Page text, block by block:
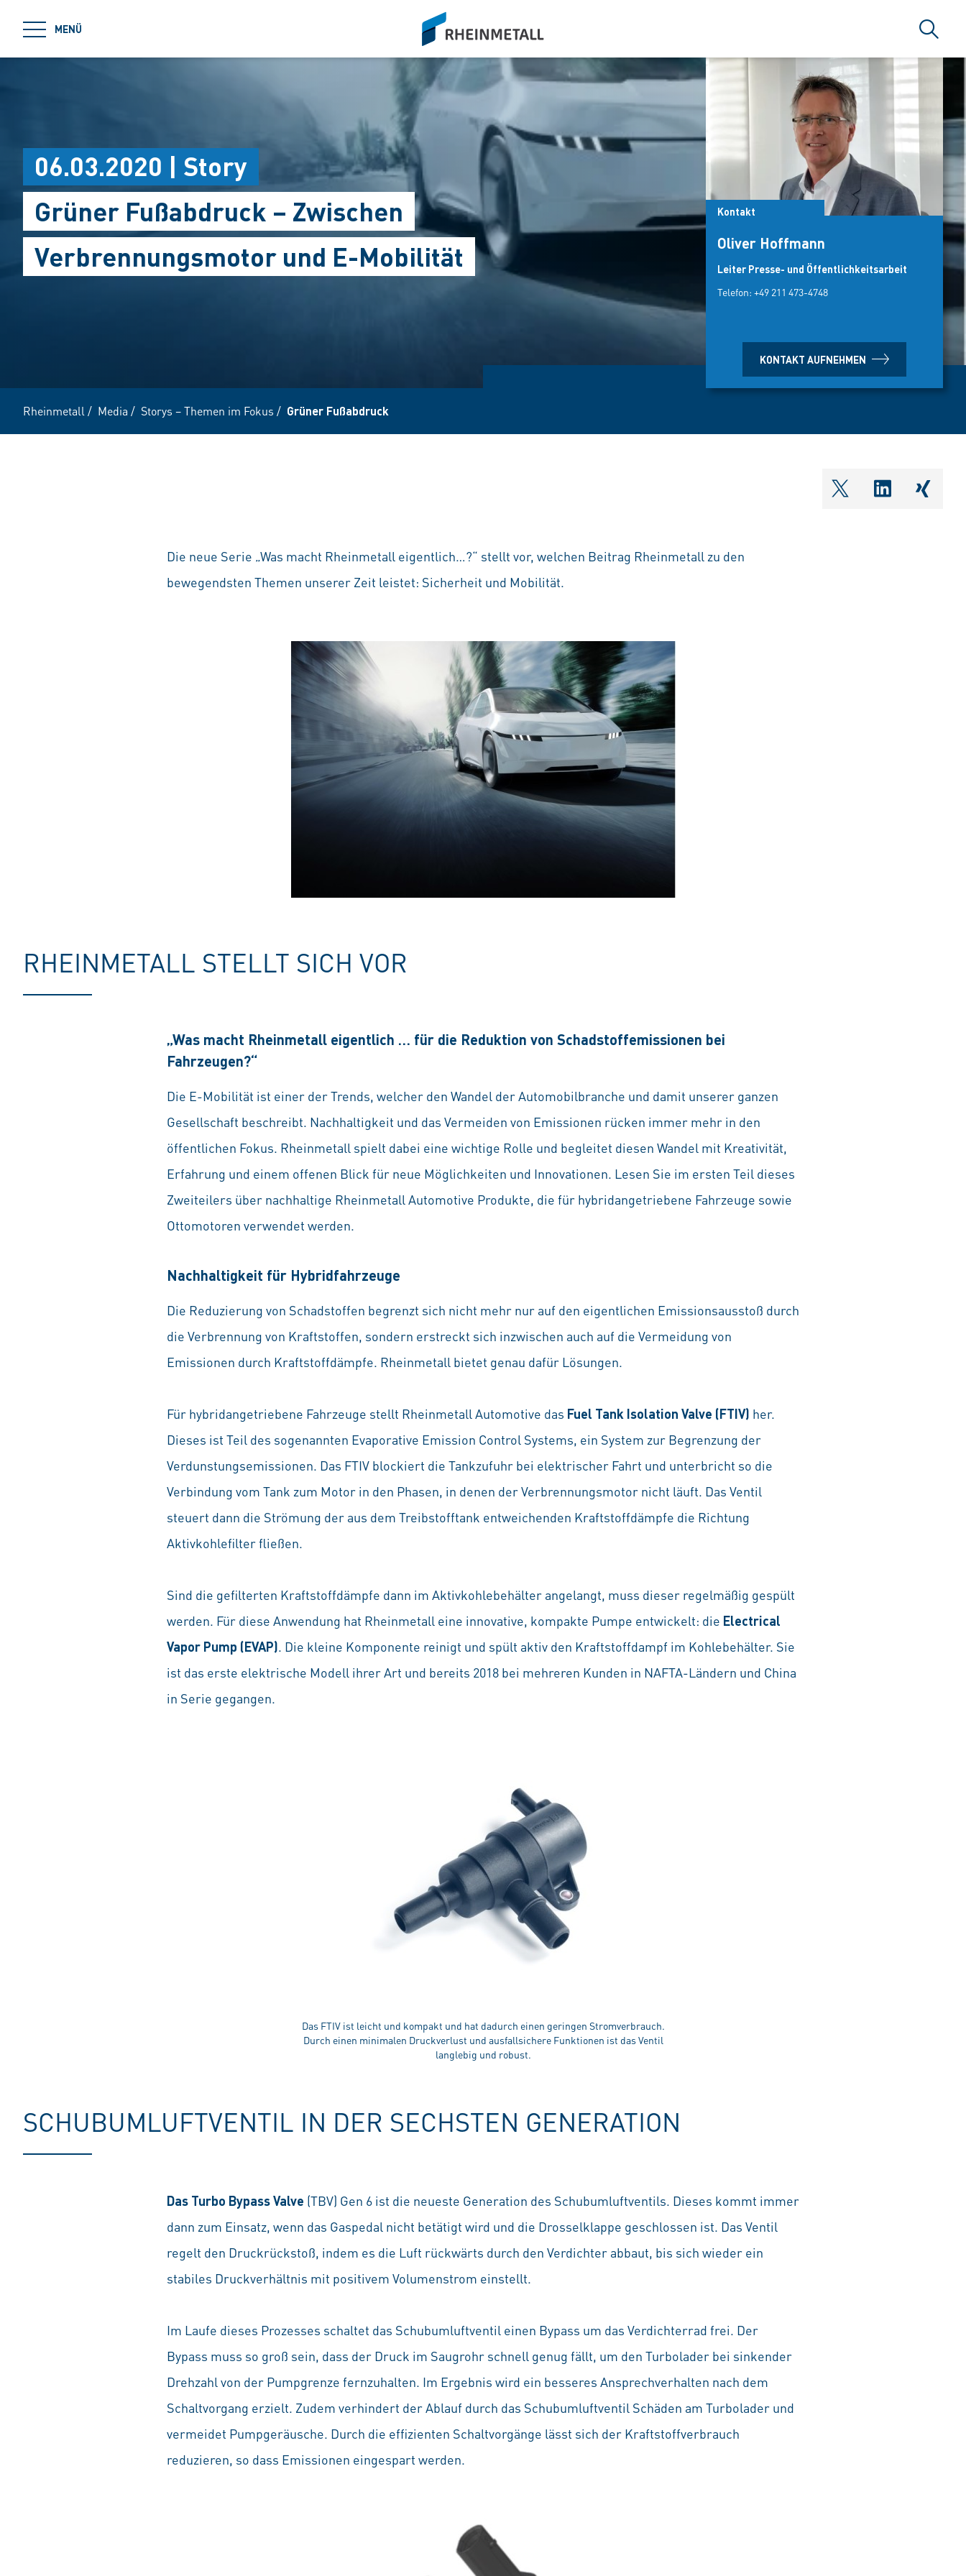
MENÜ
siteLogo
Suche
Kontakt
Oliver Hoffmann
Leiter Presse- und Öffentlichkeitsarbeit
Telefon: +49 211 473-4748
KONTAKT AUFNEHMEN
06.03.2020 | Story
Grüner Fußabdruck – Zwischen
Verbrennungsmotor und E-Mobilität
Rheinmetall / Media / Storys – Themen im Fokus / Grüner Fußabdruck
shareOntwitter
Die neue Serie „Was macht Rheinmetall eigentlich…?“ stellt vor, welchen Beitrag Rheinmetall zu den
bewegendsten Themen unserer Zeit leistet: Sicherheit und Mobilität.
RHEINMETALL STELLT SICH VOR
„Was macht Rheinmetall eigentlich … für die Reduktion von Schadstoffemissionen bei
Fahrzeugen?“
Die E-Mobilität ist einer der Trends, welcher den Wandel der Automobilbranche und damit unserer ganzen
Gesellschaft beschreibt. Nachhaltigkeit und das Vermeiden von Emissionen rücken immer mehr in den
öffentlichen Fokus. Rheinmetall spielt dabei eine wichtige Rolle und begleitet diesen Wandel mit Kreativität,
Erfahrung und einem offenen Blick für neue Möglichkeiten und Innovationen. Lesen Sie im ersten Teil dieses
Zweiteilers über nachhaltige Rheinmetall Automotive Produkte, die für hybridangetriebene Fahrzeuge sowie
Ottomotoren verwendet werden.
Nachhaltigkeit für Hybridfahrzeuge
Die Reduzierung von Schadstoffen begrenzt sich nicht mehr nur auf den eigentlichen Emissionsausstoß durch
die Verbrennung von Kraftstoffen, sondern erstreckt sich inzwischen auch auf die Vermeidung von
Emissionen durch Kraftstoffdämpfe. Rheinmetall bietet genau dafür Lösungen.
Für hybridangetriebene Fahrzeuge stellt Rheinmetall Automotive das Fuel Tank Isolation Valve (FTIV) her.
Dieses ist Teil des sogenannten Evaporative Emission Control Systems, ein System zur Begrenzung der
Verdunstungsemissionen. Das FTIV blockiert die Tankzufuhr bei elektrischer Fahrt und unterbricht so die
Verbindung vom Tank zum Motor in den Phasen, in denen der Verbrennungsmotor nicht läuft. Das Ventil
steuert dann die Strömung der aus dem Treibstofftank entweichenden Kraftstoffdämpfe die Richtung
Aktivkohlefilter fließen.
Sind die gefilterten Kraftstoffdämpfe dann im Aktivkohlebehälter angelangt, muss dieser regelmäßig gespült
werden. Für diese Anwendung hat Rheinmetall eine innovative, kompakte Pumpe entwickelt: die Electrical
Vapor Pump (EVAP). Die kleine Komponente reinigt und spült aktiv den Kraftstoffdampf im Kohlebehälter. Sie
ist das erste elektrische Modell ihrer Art und bereits 2018 bei mehreren Kunden in NAFTA-Ländern und China
in Serie gegangen.
Das FTIV ist leicht und kompakt und hat dadurch einen geringen Stromverbrauch.
Durch einen minimalen Druckverlust und ausfallsichere Funktionen ist das Ventil
langlebig und robust.
SCHUBUMLUFTVENTIL IN DER SECHSTEN GENERATION
Das Turbo Bypass Valve (TBV) Gen 6 ist die neueste Generation des Schubumluftventils. Dieses kommt immer
dann zum Einsatz, wenn das Gaspedal nicht betätigt wird und die Drosselklappe geschlossen ist. Das Ventil
regelt den Druckrückstoß, indem es die Luft rückwärts durch den Verdichter abbaut, bis sich wieder ein
stabiles Druckverhältnis mit positivem Volumenstrom einstellt.
Im Laufe dieses Prozesses schaltet das Schubumluftventil einen Bypass um das Verdichterrad frei. Der
Bypass muss so groß sein, dass der Druck im Saugrohr schnell genug fällt, um den Turbolader bei sinkender
Drehzahl von der Pumpgrenze fernzuhalten. Im Ergebnis wird ein besseres Ansprechverhalten nach dem
Schaltvorgang erzielt. Zudem verhindert der Ablauf durch das Schubumluftventil Schäden am Turbolader und
vermeidet Pumpgeräusche. Durch die effizienten Schaltvorgänge lässt sich der Kraftstoffverbrauch
reduzieren, so dass Emissionen eingespart werden.